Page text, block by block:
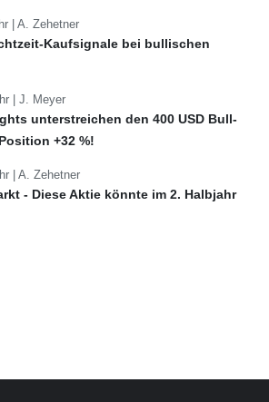
| A. Zehetner
Kaufsignale bei bullischen
| J. Meyer
unterstreichen den 400 USD Bull-
+32 %!
| A. Zehetner
- Diese Aktie könnte im 2. Halbjahr